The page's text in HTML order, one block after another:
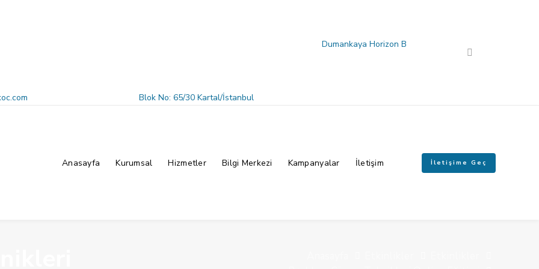
Dumankaya Horizon B
Blok No: 65/30 Kartal/İstanbul
Anasayfa Kurumsal Hizmetler Bilgi Merkezi Kampanyalar İletişim İletişime Geç